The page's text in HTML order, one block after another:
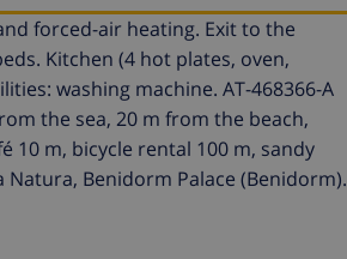
forced-air heating. Exit to the
Kitchen (4 hot plates, oven,
washing machine. AT-468366-A
the sea, 20 m from the beach,
10 m, bicycle rental 100 m, sandy
Benidorm Palace (Benidorm).